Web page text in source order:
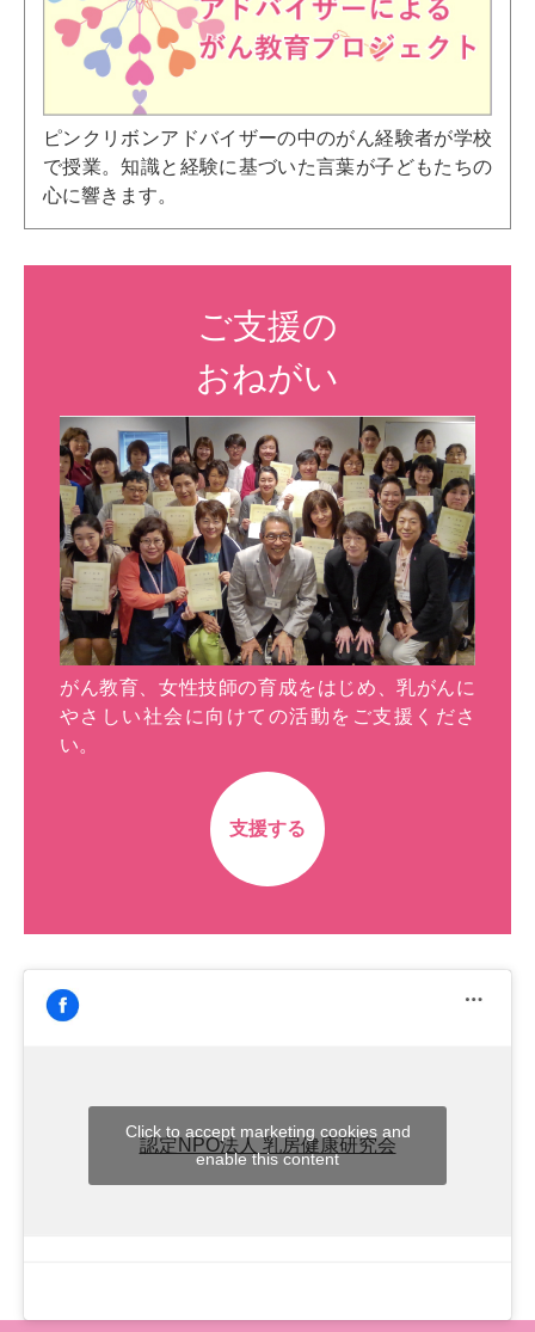
ピンクリボンアドバイザーの中のがん経験者が学校
で授業。知識と経験に基づいた言葉が子どもたちの
心に響きます。
ご支援の
おねがい
がん教育、女性技師の育成をはじめ、乳がんに
やさしい社会に向けての活動をご支援くださ
い。
支援する
認定NPO法人 乳房健康研究会
Click to accept marketing cookies and
enable this content